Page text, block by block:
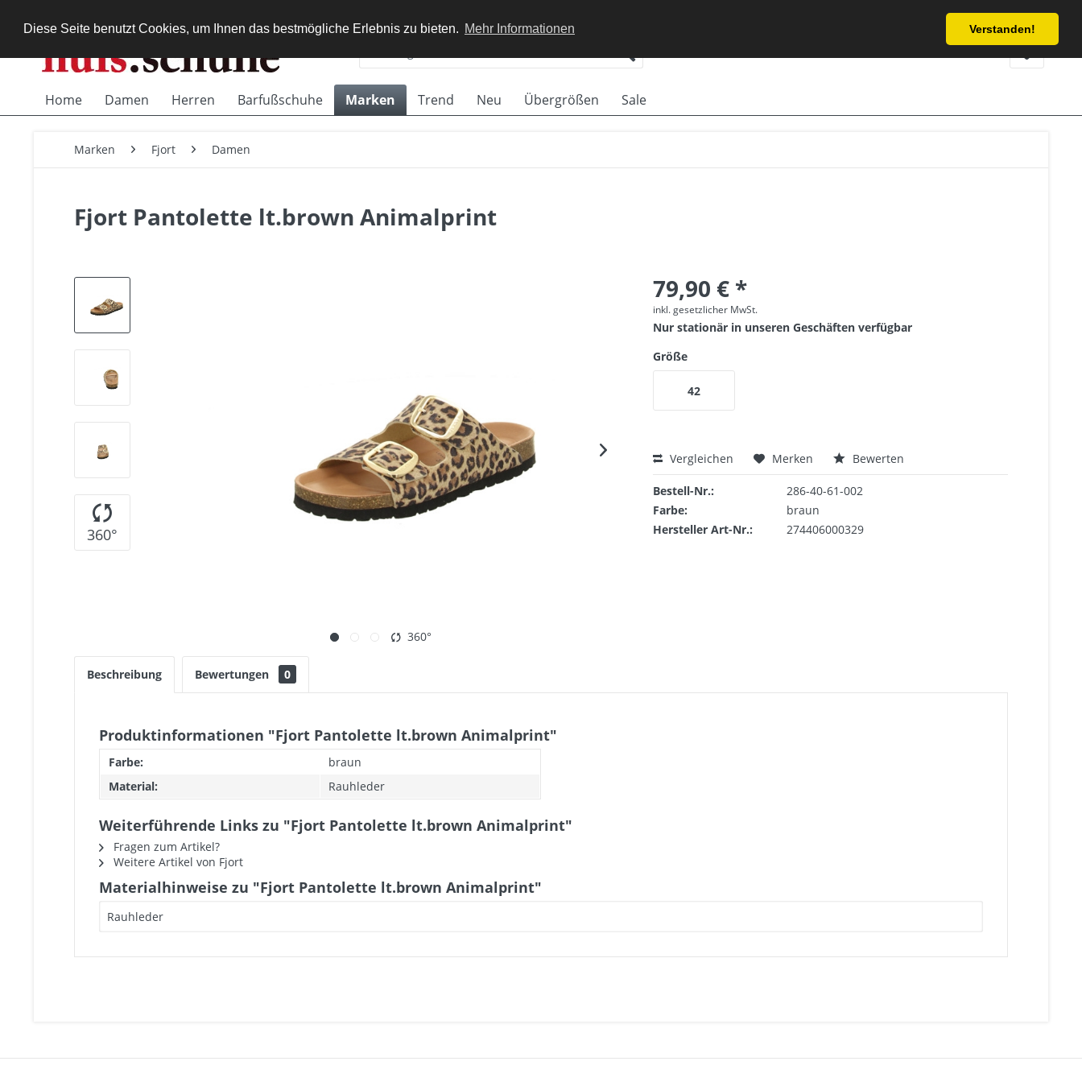
Diese Seite benutzt Cookies, um Ihnen das bestmögliche Erlebnis zu bieten. Mehr Informationen Verstanden!
Service/Hilfe
Home Damen Herren Barfußschuhe Marken Trend Neu Übergrößen Sale
Marken Fjort Damen
Fjort Pantolette lt.brown Animalprint
360°
360°
79,90 € *
inkl. gesetzlicher MwSt.
Nur stationär in unseren Geschäften verfügbar
Größe
42
Vergleichen Merken Bewerten
Bestell-Nr.:
286-40-61-002
Farbe:
braun
Hersteller Art-Nr.:
274406000329
Beschreibung Bewertungen 0
Produktinformationen "Fjort Pantolette lt.brown Animalprint"
Farbe:
braun
Material:
Rauhleder
Weiterführende Links zu "Fjort Pantolette lt.brown Animalprint"
Fragen zum Artikel?
Weitere Artikel von Fjort
Materialhinweise zu "Fjort Pantolette lt.brown Animalprint"
Rauhleder